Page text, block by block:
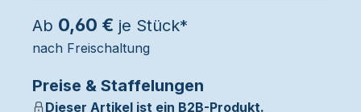
Ab 0,60 € je Stück*
nach Freischaltung
Preise & Staffelungen
Dieser Artikel ist ein B2B-Produkt.